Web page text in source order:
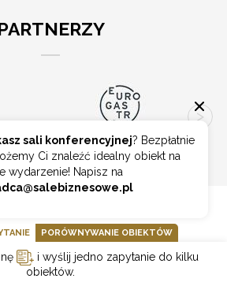
sali konferencyjnej? Bezpłatnie
Ci znaleźć idealny obiekt na
wydarzenie! Napisz na
PORÓWNYWANIE OBIEKTÓW
i wyślij jedno zapytanie do kilku
obiektów.